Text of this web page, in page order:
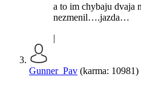
a to im chybaju dvaja
nezmenil….jazda…
|
Gunner_Pav (karma: 10981)